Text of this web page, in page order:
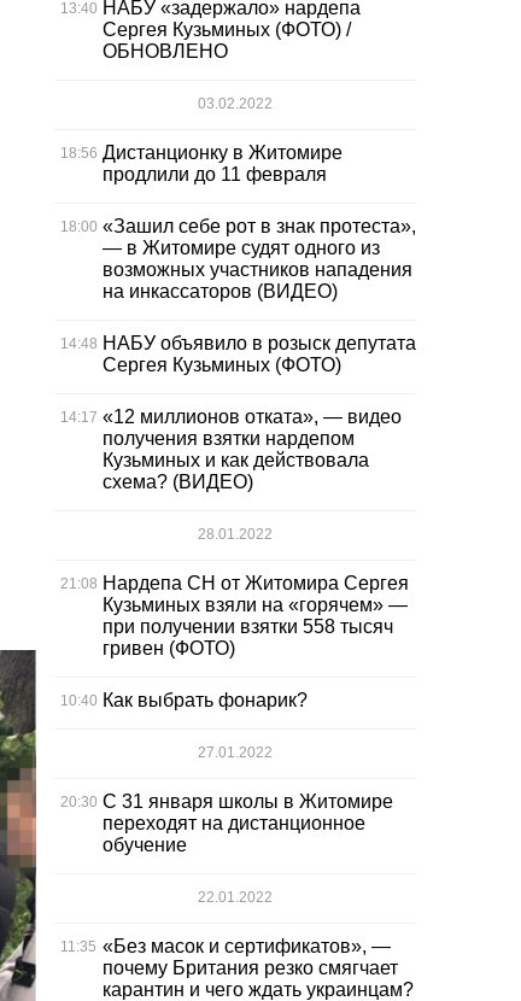
13:40 НАБУ «задержало» нардепа
Сергея Кузьминых (ФОТО) /
ОБНОВЛЕНО
03.02.2022
18:56 Дистанционку в Житомире
продлили до 11 февраля
18:00 «Зашил себе рот в знак протеста»,
— в Житомире судят одного из
возможных участников нападения
на инкассаторов (ВИДЕО)
14:48 НАБУ объявило в розыск депутата
Сергея Кузьминых (ФОТО)
14:17 «12 миллионов отката», — видео
получения взятки нардепом
Кузьминых и как действовала
схема? (ВИДЕО)
28.01.2022
21:08 Нардепа СН от Житомира Сергея
Кузьминых взяли на «горячем» —
при получении взятки 558 тысяч
гривен (ФОТО)
10:40 Как выбрать фонарик?
27.01.2022
20:30 С 31 января школы в Житомире
переходят на дистанционное
обучение
22.01.2022
11:35 «Без масок и сертификатов», —
почему Британия резко смягчает
карантин и чего ждать украинцам?